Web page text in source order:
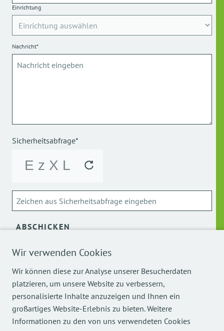
Wir verwenden Cookies
Wir können diese zur Analyse unserer Besucherdaten
platzieren, um unsere Website zu verbessern,
personalisierte Inhalte anzuzeigen und Ihnen ein
großartiges Website-Erlebnis zu bieten. Weitere
Informationen zu den von uns verwendeten Cookies
Einrichtung
Nachricht*
Sicherheitsabfrage*
ABSCHICKEN
Über die Verarbeitung meiner personenbezogenen Daten